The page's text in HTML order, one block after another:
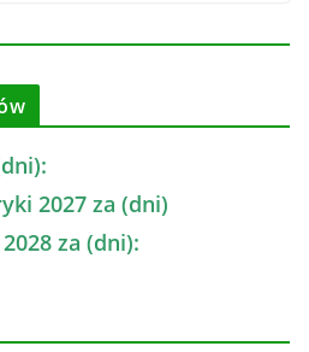
2027 za (dni)
za (dni):